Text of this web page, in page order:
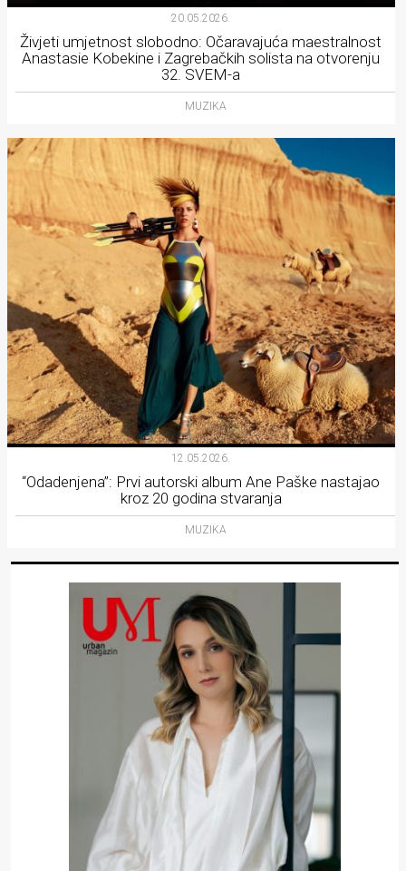
20.05.2026.
Živjeti umjetnost slobodno: Očaravajuća maestralnost
Anastasie Kobekine i Zagrebačkih solista na otvorenju
32. SVEM-a
MUZIKA
12.05.2026.
“Odadenjena”: Prvi autorski album Ane Paške nastajao
kroz 20 godina stvaranja
MUZIKA